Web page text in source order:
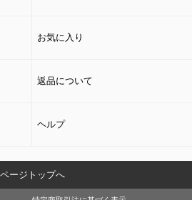
お気に入り
返品について
ヘルプ
ページトップへ